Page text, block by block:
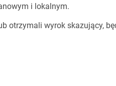
i lokalnym.
otrzymali wyrok skazujący,